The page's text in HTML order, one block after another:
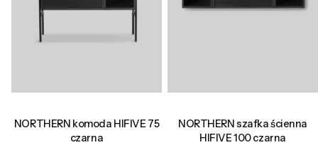
NORTHERN komoda HIFIVE 75
czarna
NORTHERN szafka ścienna
HIFIVE 100 czarna